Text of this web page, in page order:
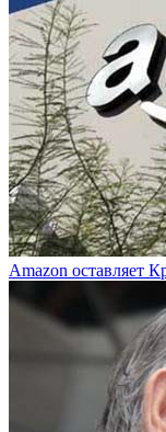
Amazon оставляет